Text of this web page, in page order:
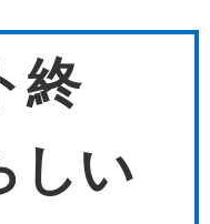
終
しい